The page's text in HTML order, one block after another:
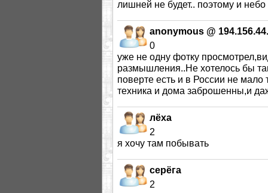
лишней не будет.. поэтому и небо
anonymous @
0
уже не одну фотку
размышления..Не хотелось бы
поверте есть и в России не мало
техника и дома заброшенны,и
лёха
2
я хочу там побывать
серёга
2